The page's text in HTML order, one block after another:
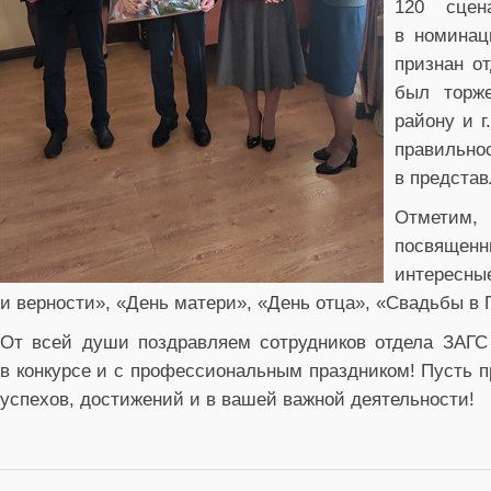
120
в
признан
был
району и
в
Отметим,
и верности», «День матери», «День отца», «Свадьбы в
От всей души поздравляем сотрудников отдела
в конкурсе и с профессиональным праздником!
успехов, достижений и в вашей важной деятельности!